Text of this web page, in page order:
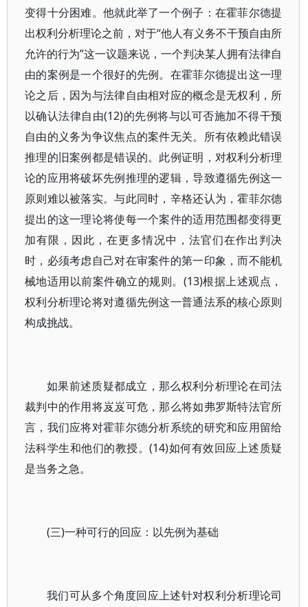
变得十分困难。他就此举了一个例子：在霍菲尔德提
出权利分析理论之前，对于“他人有义务不干预自由所
允许的行为”这一议题来说，一个判决某人拥有法律自
由的案例是一个很好的先例。在霍菲尔德提出这一理
论之后，因为与法律自由相对应的概念是无权利，所
以确认法律自由(12)的先例将与以可否施加不得干预
自由的义务为争议焦点的案件无关。所有依赖此错误
推理的旧案例都是错误的。此例证明，对权利分析理
论的应用将破坏先例推理的逻辑，导致遵循先例这一
原则难以被落实。与此同时，辛格还认为，霍菲尔德
提出的这一理论将使每一个案件的适用范围都变得更
加有限，因此，在更多情况中，法官们在作出判决
时，必须考虑自己对在审案件的第一印象，而不能机
械地适用以前案件确立的规则。(13)根据上述观点，
权利分析理论将对遵循先例这一普通法系的核心原则
构成挑战。
如果前述质疑都成立，那么权利分析理论在司法
裁判中的作用将岌岌可危，那么将如弗罗斯特法官所
言，我们应将对霍菲尔德分析系统的研究和应用留给
法科学生和他们的教授。(14)如何有效回应上述质疑
是当务之急。
(三)一种可行的回应：以先例为基础
我们可从多个角度回应上述针对权利分析理论司